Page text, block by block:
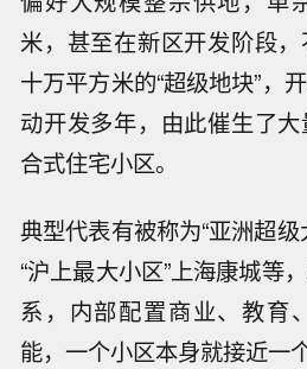
米，甚至在新区开发阶段
十万平方米的“超级地块”，
动开发多年，由此催生了
合式住宅小区。
典型代表有被称为“亚洲超级
“沪上最大小区”上海康城等
系，内部配置商业、教育
能，一个小区本身就接近一个